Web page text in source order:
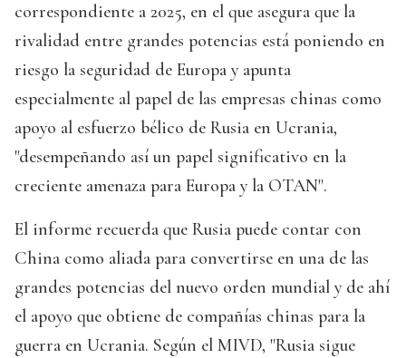
correspondiente a 2025, en el que asegura que la
rivalidad entre grandes potencias está poniendo en
riesgo la seguridad de Europa y apunta
especialmente al papel de las empresas chinas como
apoyo al esfuerzo bélico de Rusia en Ucrania,
"desempeñando así un papel significativo en la
creciente amenaza para Europa y la OTAN".
El informe recuerda que Rusia puede contar con
China como aliada para convertirse en una de las
grandes potencias del nuevo orden mundial y de ahí
el apoyo que obtiene de compañías chinas para la
guerra en Ucrania. Según el MIVD, "Rusia sigue